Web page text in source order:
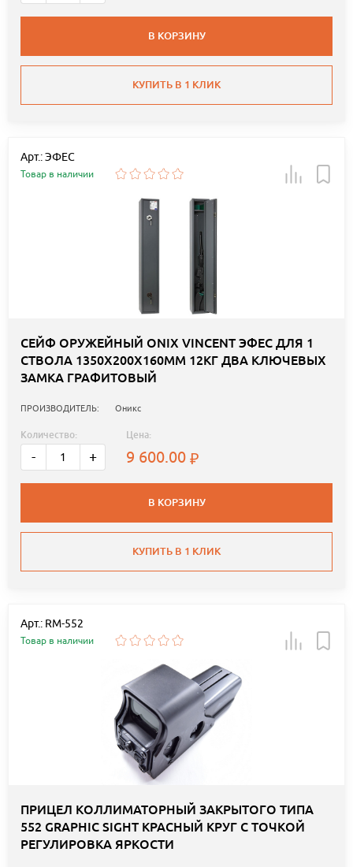
В КОРЗИНУ
КУПИТЬ В 1 КЛИК
Арт.: ЭФЕС
Товар в наличии
СЕЙФ ОРУЖЕЙНЫЙ ONIX VINCENT ЭФЕС ДЛЯ 1
СТВОЛА 1350Х200Х160ММ 12КГ ДВА КЛЮЧЕВЫХ
ЗАМКА ГРАФИТОВЫЙ
ПРОИЗВОДИТЕЛЬ: Оникс
Количество:
- +
Цена:
9 600.00
В КОРЗИНУ
КУПИТЬ В 1 КЛИК
Арт.: RM-552
Товар в наличии
ПРИЦЕЛ КОЛЛИМАТОРНЫЙ ЗАКРЫТОГО ТИПА
552 GRAPHIC SIGHT КРАСНЫЙ КРУГ С ТОЧКОЙ
РЕГУЛИРОВКА ЯРКОСТИ